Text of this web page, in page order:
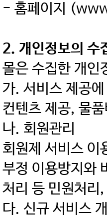
- 홈페이지
2. 개인정보의 수
몰은 수집한 개인
가. 서비스 제공
컨텐츠 제공, 물
나. 회원관리
회원제 서비스 이
부정 이용방지와
처리 등 민원처리
다. 신규 서비스